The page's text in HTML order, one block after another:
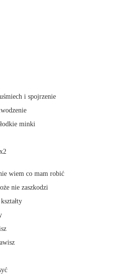
i spojrzenie
minki
wiem co mam robić
nie zaszkodzi